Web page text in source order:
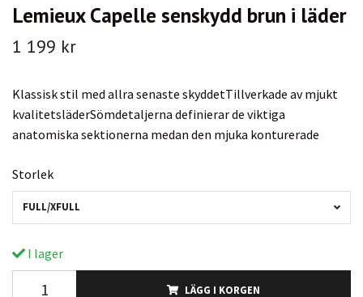
Lemieux Capelle senskydd brun i läder
1 199 kr
Klassisk stil med allra senaste skyddetTillverkade av mjukt
kvalitetsläderSömdetaljerna definierar de viktiga
anatomiska sektionerna medan den mjuka konturerade
Storlek
FULL/XFULL
I lager
LÄGG I KORGEN